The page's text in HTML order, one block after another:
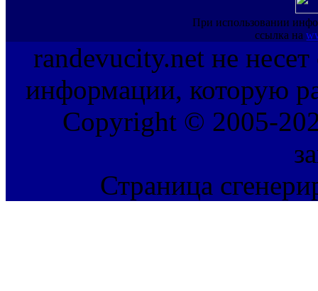
При использовании
ссылка на
randevucity.net не несет
информации, которую
Copyright © 2005-
Страница